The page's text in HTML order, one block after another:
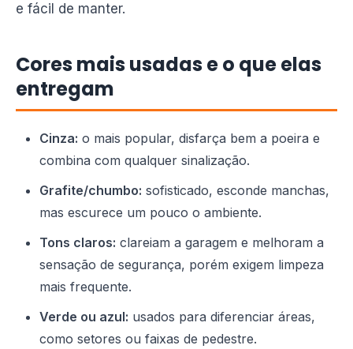
e fácil de manter.
Cores mais usadas e o que elas
entregam
Cinza: o mais popular, disfarça bem a poeira e
combina com qualquer sinalização.
Grafite/chumbo: sofisticado, esconde manchas,
mas escurece um pouco o ambiente.
Tons claros: clareiam a garagem e melhoram a
sensação de segurança, porém exigem limpeza
mais frequente.
Verde ou azul: usados para diferenciar áreas,
como setores ou faixas de pedestre.